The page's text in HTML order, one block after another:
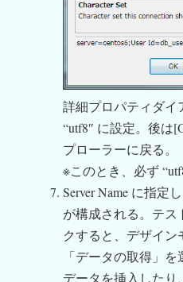
詳細プロパティダイ
“utf8″ に設定。後は
プローラーに戻る。
※このとき、必ず
Server Name に指定
が構成される。テス
クすると、デザイ
「データの取得」
データを挿入した